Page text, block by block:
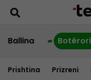
Ballina
Prishtina Prizreni